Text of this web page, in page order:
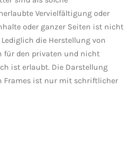
Vervielfältigung oder
oder ganzer Seiten ist nicht
die Herstellung von
für den privaten und nicht
ist erlaubt. Die Darstellung
Frames ist nur mit schriftlicher